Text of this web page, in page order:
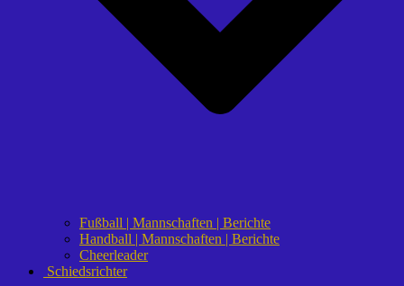
Fußball | Mannschaften | Berichte
Handball | Mannschaften | Berichte
Cheerleader
Schiedsrichter